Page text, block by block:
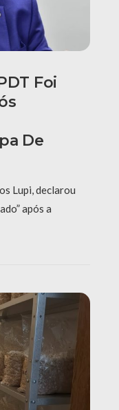
Foi
De
Lupi, declarou
após a